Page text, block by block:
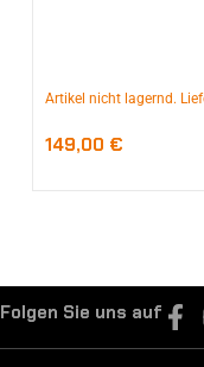
Artikel nicht lagernd.
149,00 €
Folgen Sie uns auf